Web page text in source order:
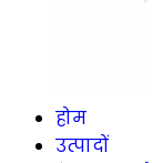
होम
उत्पादों